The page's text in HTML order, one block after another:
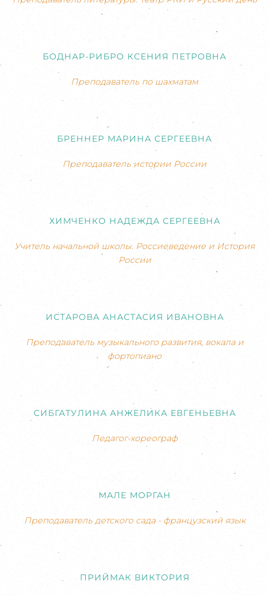
БОДНАР-РИБРО КСЕНИЯ ПЕТРОВНА
Преподаватель по шахматам
БРЕННЕР МАРИНА СЕРГЕЕВНА
Преподаватель истории России
ХИМЧЕНКО НАДЕЖДА СЕРГЕЕВНА
Учитель начальной школы. Россиеведение и История
России
ИСТАРОВА АНАСТАСИЯ ИВАНОВНА
Преподаватель музыкального развития, вокала и
фортопиано
СИБГАТУЛИНА АНЖЕЛИКА ЕВГЕНЬЕВНА
Педагог-хореограф
МАЛЕ МОРГАН
Преподаватель детского сада - французский язык
ПРИЙМАК ВИКТОРИЯ